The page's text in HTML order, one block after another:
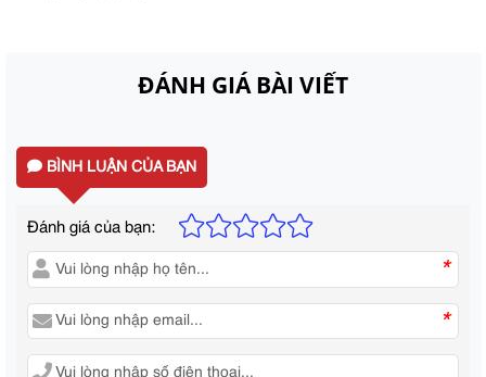
ĐÁNH GIÁ BÀI VIẾT
BÌNH LUẬN CỦA BẠN
Đánh giá của bạn:
*
*